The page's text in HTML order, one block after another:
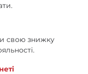
свою знижку